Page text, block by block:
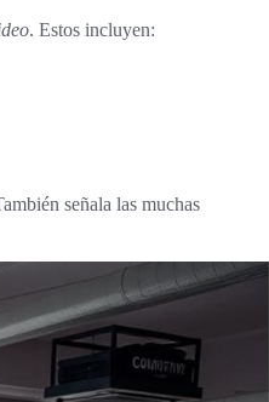
. Estos incluyen:
señala las muchas